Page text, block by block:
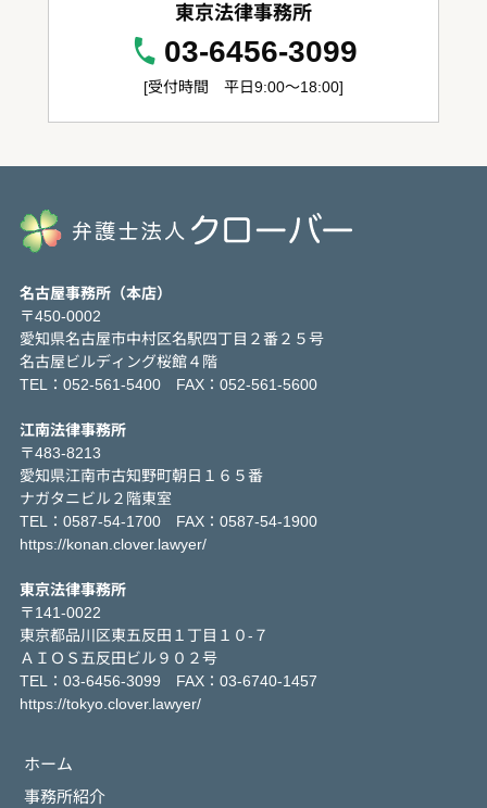
東京法律事務所
03-6456-3099
[受付時間 平日9:00～18:00]
名古屋事務所（本店）
〒450-0002
愛知県名古屋市中村区名駅四丁目２番２５号
名古屋ビルディング桜館４階
TEL：052-561-5400 FAX：052-561-5600
江南法律事務所
〒483-8213
愛知県江南市古知野町朝日１６５番
ナガタニビル２階東室
TEL：0587-54-1700 FAX：0587-54-1900
https://konan.clover.lawyer/
東京法律事務所
〒141-0022
東京都品川区東五反田１丁目１０-７
ＡＩＯＳ五反田ビル９０２号
TEL：03-6456-3099 FAX：03-6740-1457
https://tokyo.clover.lawyer/
ホーム
事務所紹介